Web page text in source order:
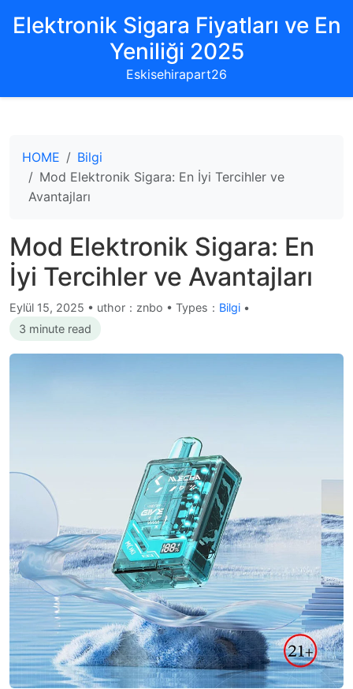
Elektronik Sigara Fiyatları ve En
Yeniliği 2025
Eskisehirapart26
HOME
Bilgi
Mod Elektronik Sigara: En İyi Tercihler ve
Avantajları
Mod Elektronik Sigara: En
İyi Tercihler ve Avantajları
Eylül 15, 2025 • uthor：znbo • Types： Bilgi •
3 minute read